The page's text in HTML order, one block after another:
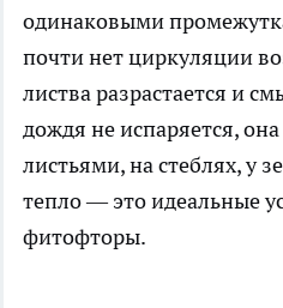
одинаковыми
почти нет циркуляции
листва разрастается и
дождя не испаряется,
листьями, на стеблях, у
тепло — это идеальные
фитофторы.